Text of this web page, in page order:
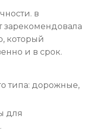
в
зарекомендовала
который
и в срок.
типа: дорожные,
для